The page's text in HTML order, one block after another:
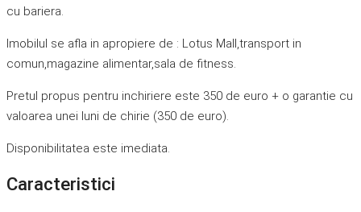
cu bariera.
Imobilul se afla in apropiere de : Lotus Mall,transport in
comun,magazine alimentar,sala de fitness.
Pretul propus pentru inchiriere este 350 de euro + o garantie cu
valoarea unei luni de chirie (350 de euro).
Disponibilitatea este imediata.
Caracteristici